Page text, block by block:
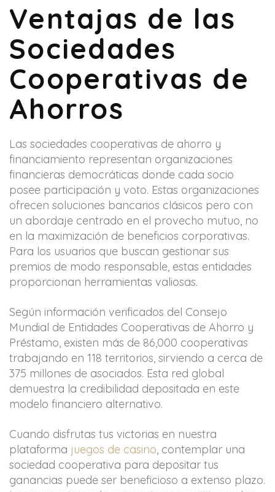
Ventajas de las
Sociedades
Cooperativas de
Ahorros
Las sociedades cooperativas de ahorro y
financiamiento representan organizaciones
financieras democráticas donde cada socio
posee participación y voto. Estas organizaciones
ofrecen soluciones bancarios clásicos pero con
un abordaje centrado en el provecho mutuo, no
en la maximización de beneficios corporativas.
Para los usuarios que buscan gestionar sus
premios de modo responsable, estas entidades
proporcionan herramientas valiosas.
Según información verificados del Consejo
Mundial de Entidades Cooperativas de Ahorro y
Préstamo, existen más de 86,000 cooperativas
trabajando en 118 territorios, sirviendo a cerca de
375 millones de asociados. Esta red global
demuestra la credibilidad depositada en este
modelo financiero alternativo.
Cuando disfrutas tus victorias en nuestra
plataforma juegos de casino, contemplar una
sociedad cooperativa para depositar tus
ganancias puede ser beneficioso a extenso plazo.